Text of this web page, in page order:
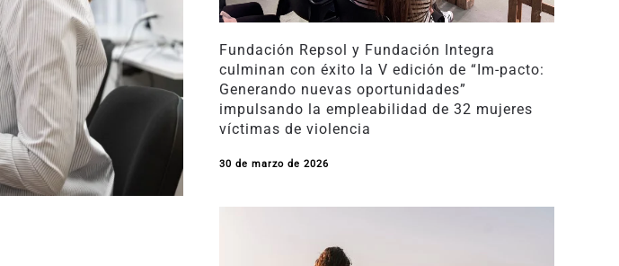
Fundación Repsol y Fundación Integra
culminan con éxito la V edición de “Im-pacto:
Generando nuevas oportunidades”
impulsando la empleabilidad de 32 mujeres
víctimas de violencia
30 de marzo de 2026